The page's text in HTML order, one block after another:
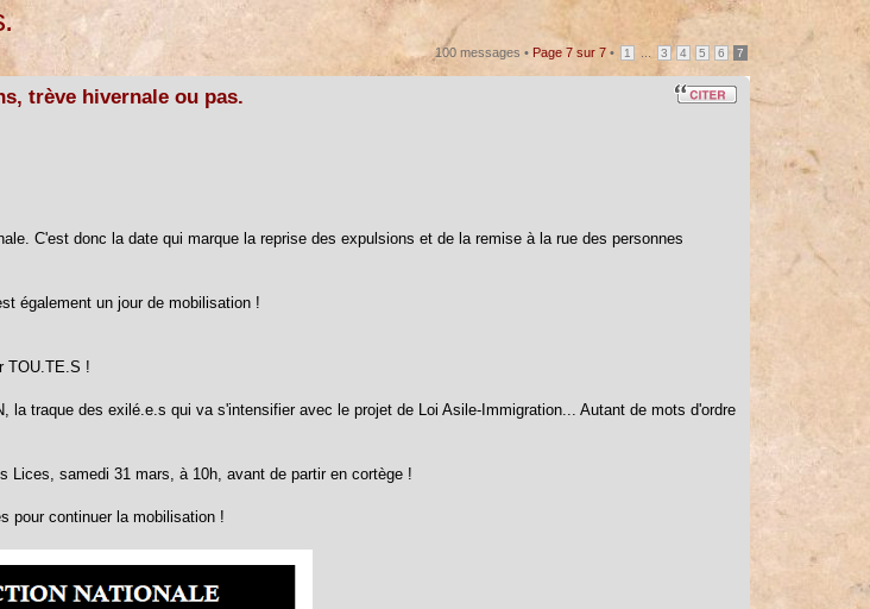
100 messages • Page7 sur7 • 1 3 4 5 6 7
trève hivernale ou pas.
C'est donc la date qui marque la reprise des expulsions et de la remise à la rue des personnes
également un jour de mobilisation !
TOU.TE.S !
la traque des exilé.e.s qui va s'intensifier avec le projet de Loi Asile-Immigration... Autant de mots d'ordre
Lices, samedi 31 mars, à 10h, avant de partir en cortège !
pour continuer la mobilisation !